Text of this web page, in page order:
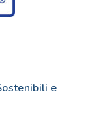
e